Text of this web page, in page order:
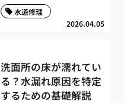
2026.04.05
水道修理
洗面所の床が濡れてい
る？水漏れ原因を特定
するための基礎解説